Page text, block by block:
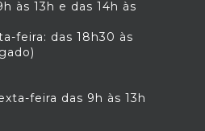
às 13h e das 14h às
feira: das 18h30 às
feira das 9h às 13h